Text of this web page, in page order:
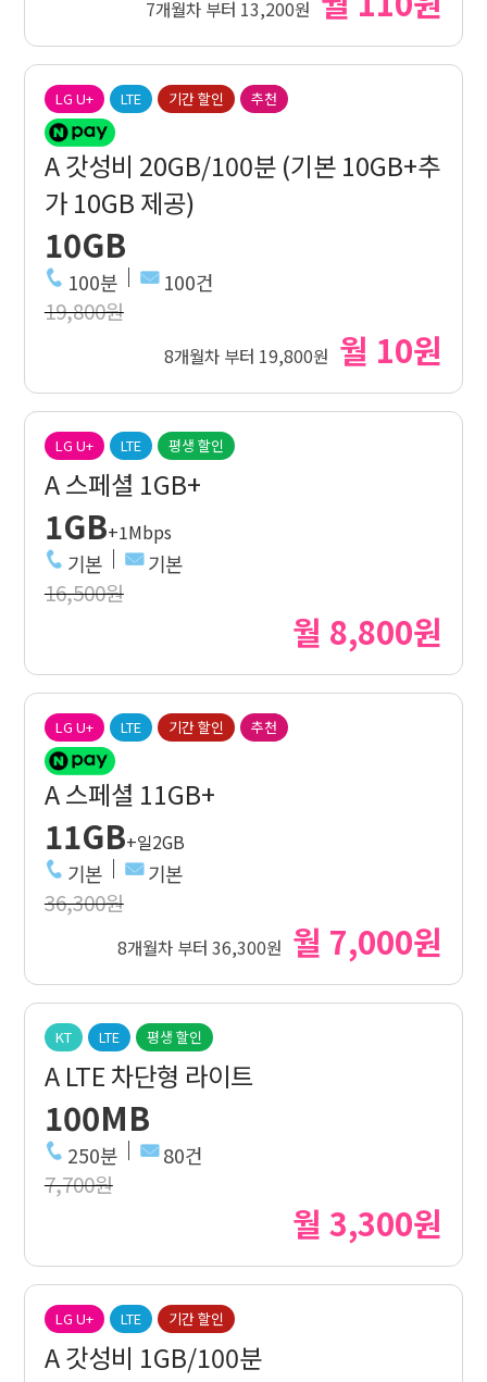
7개월차 부터 13,200원
LG U+ LTE 기간 할인 추천
A 갓성비 20GB/100분 (기본 10GB+추
가 10GB 제공)
10GB
100분 100건
19,800원
8개월차 부터 19,800원 월 10원
LG U+ LTE 평생 할인
A 스페셜 1GB+
1GB+1Mbps
기본 기본
16,500원
월 8,800원
LG U+ LTE 기간 할인 추천
A 스페셜 11GB+
11GB+일2GB
기본 기본
36,300원
8개월차 부터 36,300원 월 7,000원
KT LTE 평생 할인
A LTE 차단형 라이트
100MB
250분 80건
7,700원
월 3,300원
LG U+ LTE 기간 할인
A 갓성비 1GB/100분